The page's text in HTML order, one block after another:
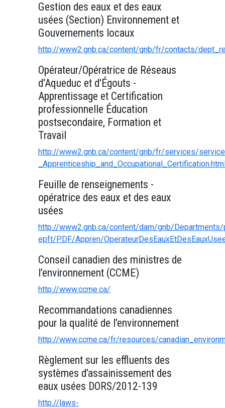
Gestion des eaux et des eaux
usées (Section) Environnement et
Gouvernements locaux
http://www2.gnb.ca/content/gnb/fr/contacts/
Opérateur/Opératrice de Réseaus
d'Aqueduc et d'Égouts -
Apprentissage et Certification
professionnelle Éducation
postsecondaire, Formation et
Travail
http://www2.gnb.ca/content/gnb/fr/services/
Feuille de renseignements -
opératrice des eaux et des eaux
usées
http://www2.gnb.ca/content/dam/gnb/
epft/PDF/Appren/
Conseil canadien des ministres de
l’environnement (CCME)
http://www.ccme.ca/
Recommandations canadiennes
pour la qualité de l'environnement
http://www.ccme.ca/fr/resources/
Règlement sur les effluents des
systèmes d’assainissement des
eaux usées DORS/2012-139
http://laws-